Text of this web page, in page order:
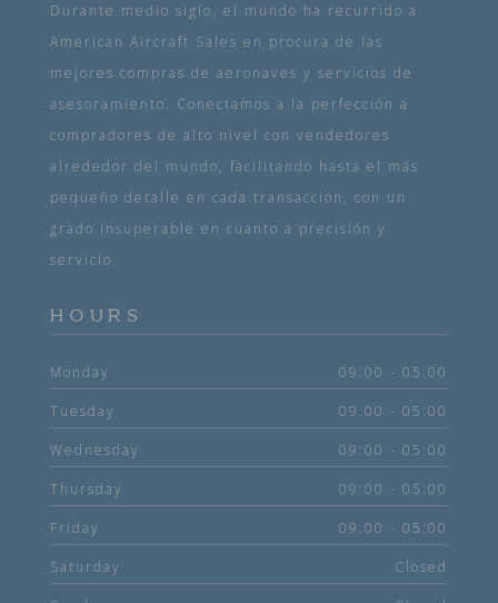
Durante medio siglo, el mundo ha recurrido a
American Aircraft Sales en procura de las
mejores compras de aeronaves y servicios de
asesoramiento. Conectamos a la perfección a
compradores de alto nivel con vendedores
alrededor del mundo, facilitando hasta el más
pequeño detalle en cada transacción, con un
grado insuperable en cuanto a precisión y
servicio.
HOURS
Monday 09:00 - 05:00
Tuesday 09:00 - 05:00
Wednesday 09:00 - 05:00
Thursday 09:00 - 05:00
Friday 09:00 - 05:00
Saturday Closed